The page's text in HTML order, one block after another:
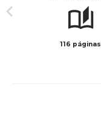
116 páginas